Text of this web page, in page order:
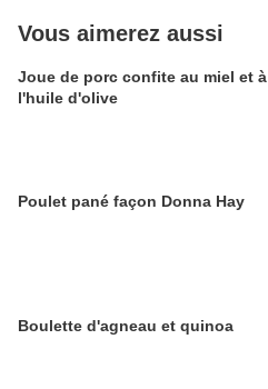
Vous aimerez aussi
Joue de porc confite au miel et à
l'huile d'olive
Poulet pané façon Donna Hay
Boulette d'agneau et quinoa